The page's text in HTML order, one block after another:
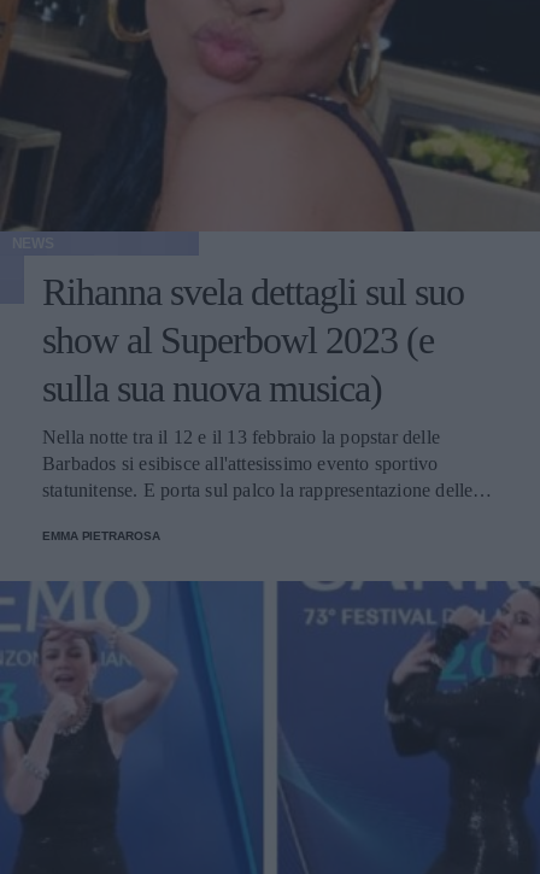
Rihanna svela dettagli sul suo
show al Superbowl 2023 (e
sulla sua nuova musica)
Nella notte tra il 12 e il 13 febbraio la popstar delle
Barbados si esibisce all'attesissimo evento sportivo
statunitense. E porta sul palco la rappresentazione delle
EMMA PIETRAROSA